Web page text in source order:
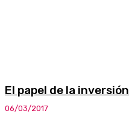
El papel de la inversión
06/03/2017